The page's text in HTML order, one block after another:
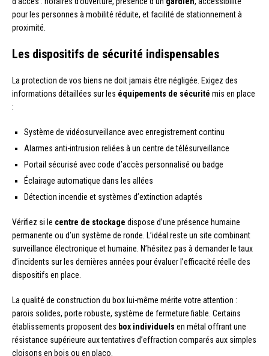
pour les personnes à mobilité réduite, et facilité de stationnement à
proximité.
Les dispositifs de sécurité indispensables
La protection de vos biens ne doit jamais être négligée. Exigez des
informations détaillées sur les équipements de sécurité mis en place
:
Système de vidéosurveillance avec enregistrement continu
Alarmes anti-intrusion reliées à un centre de télésurveillance
Portail sécurisé avec code d’accès personnalisé ou badge
Éclairage automatique dans les allées
Détection incendie et systèmes d’extinction adaptés
Vérifiez si le centre de stockage dispose d’une présence humaine
permanente ou d’un système de ronde. L’idéal reste un site combinant
surveillance électronique et humaine. N’hésitez pas à demander le taux
d’incidents sur les dernières années pour évaluer l’efficacité réelle des
dispositifs en place.
La qualité de construction du box lui-même mérite votre attention :
parois solides, porte robuste, système de fermeture fiable. Certains
établissements proposent des box individuels en métal offrant une
résistance supérieure aux tentatives d’effraction comparés aux simples
cloisons en bois ou en placo.